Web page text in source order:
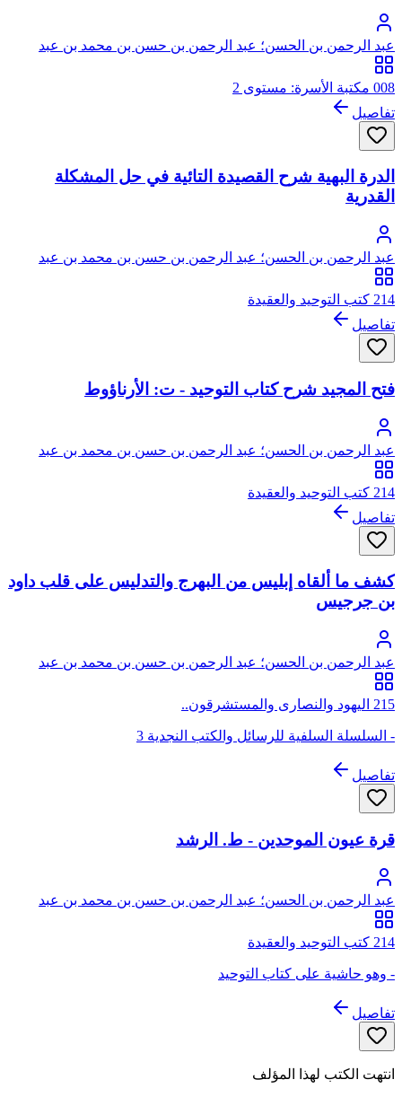
عبد الرحمن بن الحسن؛ عبد الرحمن بن حسن بن محمد بن عبد
الوهاب
008 مكتبة الأسرة: مستوى 2
تفاصيل
الدرة البهية شرح القصيدة التائية في حل المشكلة
القدرية
عبد الرحمن بن الحسن؛ عبد الرحمن بن حسن بن محمد بن عبد
الوهاب
214 كتب التوحيد والعقيدة
تفاصيل
فتح المجيد شرح كتاب التوحيد - ت: الأرناؤوط
عبد الرحمن بن الحسن؛ عبد الرحمن بن حسن بن محمد بن عبد
الوهاب
214 كتب التوحيد والعقيدة
تفاصيل
كشف ما ألقاه إبليس من البهرج والتدليس على قلب داود
بن جرجيس
عبد الرحمن بن الحسن؛ عبد الرحمن بن حسن بن محمد بن عبد
الوهاب
215 اليهود والنصارى والمستشرقون..
- السلسلة السلفية للرسائل والكتب النجدية 3
تفاصيل
قرة عيون الموحدين - ط. الرشد
عبد الرحمن بن الحسن؛ عبد الرحمن بن حسن بن محمد بن عبد
الوهاب
214 كتب التوحيد والعقيدة
- وهو حاشية على كتاب التوحيد
تفاصيل
انتهت الكتب لهذا المؤلف